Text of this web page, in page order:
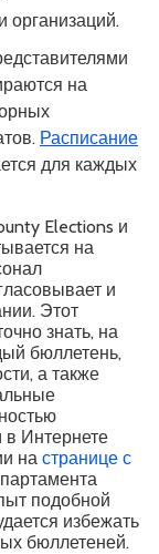
организаций.
на
Расписание
для каждых
Elections и
на
и
Этот
знать, на
бюллетень,
а также
Интернете
на странице с
подобной
избежать
бюллетеней.